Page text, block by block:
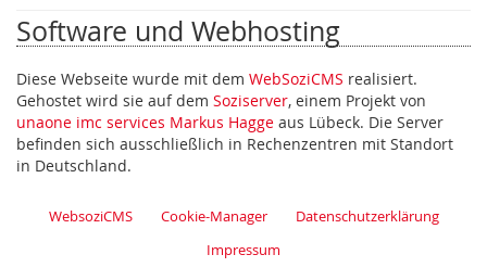
Software und Webhosting
Diese Webseite wurde mit dem WebSoziCMS realisiert.
Gehostet wird sie auf dem Soziserver, einem Projekt von
unaone imc services Markus Hagge aus Lübeck. Die Server
befinden sich ausschließlich in Rechenzentren mit Standort
in Deutschland.
WebsoziCMS Cookie-Manager
Datenschutzerklärung
Impressum